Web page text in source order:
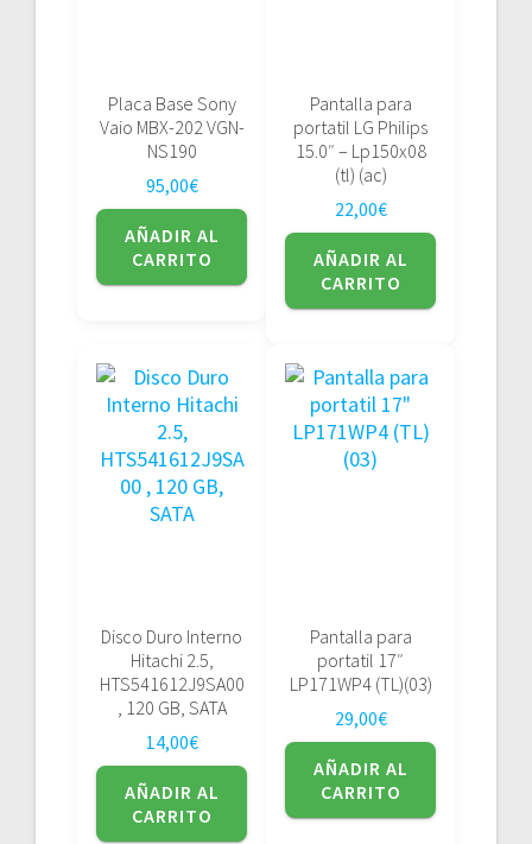
Placa Base Sony
Vaio MBX-202 VGN-
NS190
95,00€
AÑADIR AL
CARRITO
Pantalla para
portatil LG Philips
15.0″ – Lp150x08
(tl) (ac)
22,00€
AÑADIR AL
CARRITO
Disco Duro Interno
Hitachi 2.5,
HTS541612J9SA00
, 120 GB, SATA
14,00€
AÑADIR AL
CARRITO
Pantalla para
portatil 17″
LP171WP4 (TL)(03)
29,00€
AÑADIR AL
CARRITO